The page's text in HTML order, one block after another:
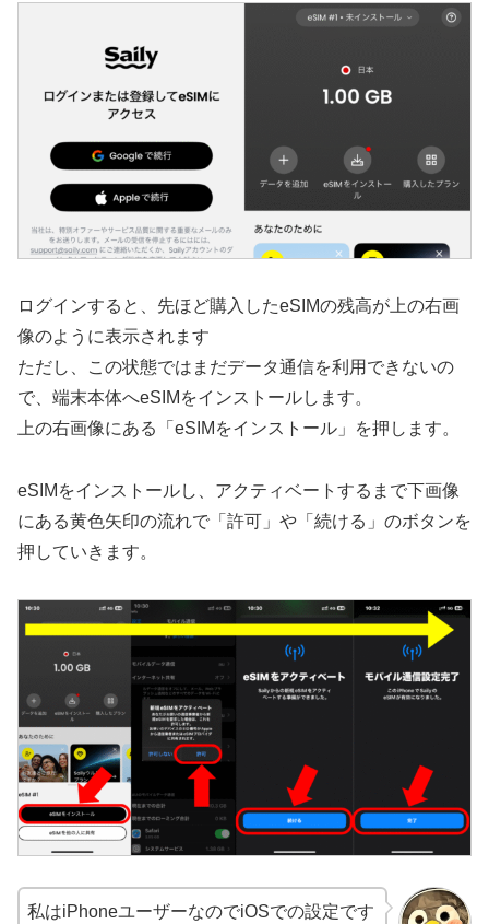
ログインすると、先ほど購入したeSIMの残高が上の右画
像のように表示されます
ただし、この状態ではまだデータ通信を利用できないの
で、端末本体へeSIMをインストールします。
上の右画像にある「eSIMをインストール」を押します。
eSIMをインストールし、アクティベートするまで下画像
にある黄色矢印の流れで「許可」や「続ける」のボタンを
押していきます。
私はiPhoneユーザーなのでiOSでの設定です